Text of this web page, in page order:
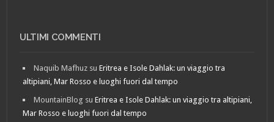
ULTIMI COMMENTI
Naquib Mafhuz suEritrea e Isole Dahlak: un viaggio tra
altipiani, Mar Rosso e luoghi fuori dal tempo
MountainBlog suEritrea e Isole Dahlak: un viaggio tra altipiani,
Mar Rosso e luoghi fuori dal tempo